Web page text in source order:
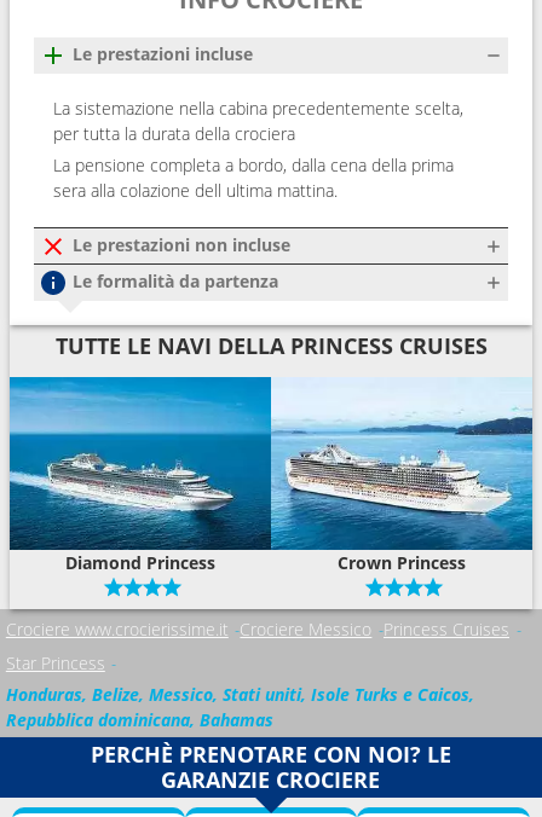
Le prestazioni incluse
La sistemazione nella cabina precedentemente scelta,
per tutta la durata della crociera
La pensione completa a bordo, dalla cena della prima
sera alla colazione dell ultima mattina.
Le prestazioni non incluse
Le formalità da partenza
TUTTE LE NAVI DELLA PRINCESS CRUISES
Diamond Princess Crown Princess
Crociere www.crocierissime.it Crociere Messico Princess Cruises
Star Princess
Honduras, Belize, Messico, Stati uniti, Isole Turks e Caicos,
Repubblica dominicana, Bahamas
PERCHÈ PRENOTARE CON NOI? LE
GARANZIE CROCIERE